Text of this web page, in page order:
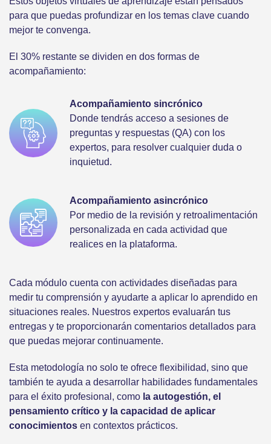
para que puedas profundizar en los temas clave cuando
mejor te convenga.
El 30% restante se dividen en dos formas de
acompañamiento:
Acompañamiento sincrónico
Donde tendrás acceso a sesiones de
preguntas y respuestas (QA) con los
expertos, para resolver cualquier duda o
inquietud.
Acompañamiento asincrónico
Por medio de la revisión y retroalimentación
personalizada en cada actividad que
realices en la plataforma.
Cada módulo cuenta con actividades diseñadas para
medir tu comprensión y ayudarte a aplicar lo aprendido en
situaciones reales. Nuestros expertos evaluarán tus
entregas y te proporcionarán comentarios detallados para
que puedas mejorar continuamente.
Esta metodología no solo te ofrece flexibilidad, sino que
también te ayuda a desarrollar habilidades fundamentales
para el éxito profesional, como la autogestión, el
pensamiento crítico y la capacidad de aplicar
conocimientos en contextos prácticos.